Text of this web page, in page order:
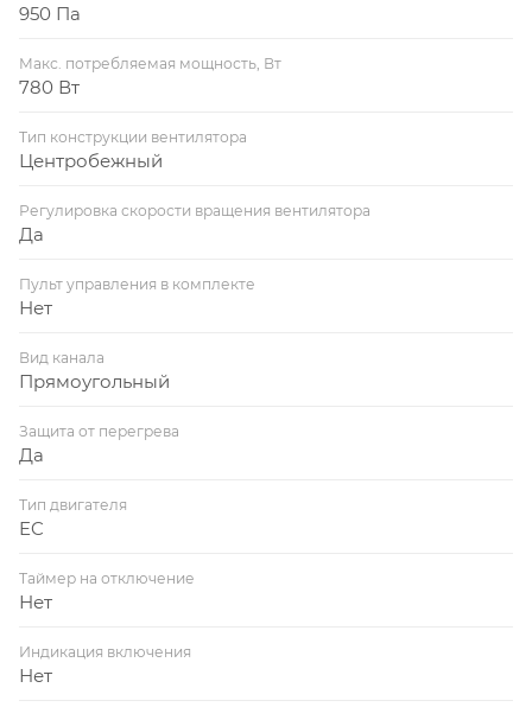
950 Па
Макс. потребляемая мощность, Вт
780 Вт
Тип конструкции вентилятора
Центробежный
Регулировка скорости вращения вентилятора
Да
Пульт управления в комплекте
Нет
Вид канала
Прямоугольный
Защита от перегрева
Да
Тип двигателя
EC
Таймер на отключение
Нет
Индикация включения
Нет